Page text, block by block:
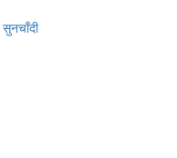
सुनचाँदी